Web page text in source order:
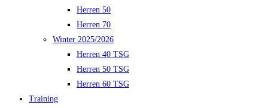
Herren 50
Herren 70
Winter 2025/2026
Herren 40 TSG
Herren 50 TSG
Herren 60 TSG
Training